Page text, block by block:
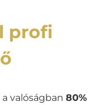
profi
valóságban 80%